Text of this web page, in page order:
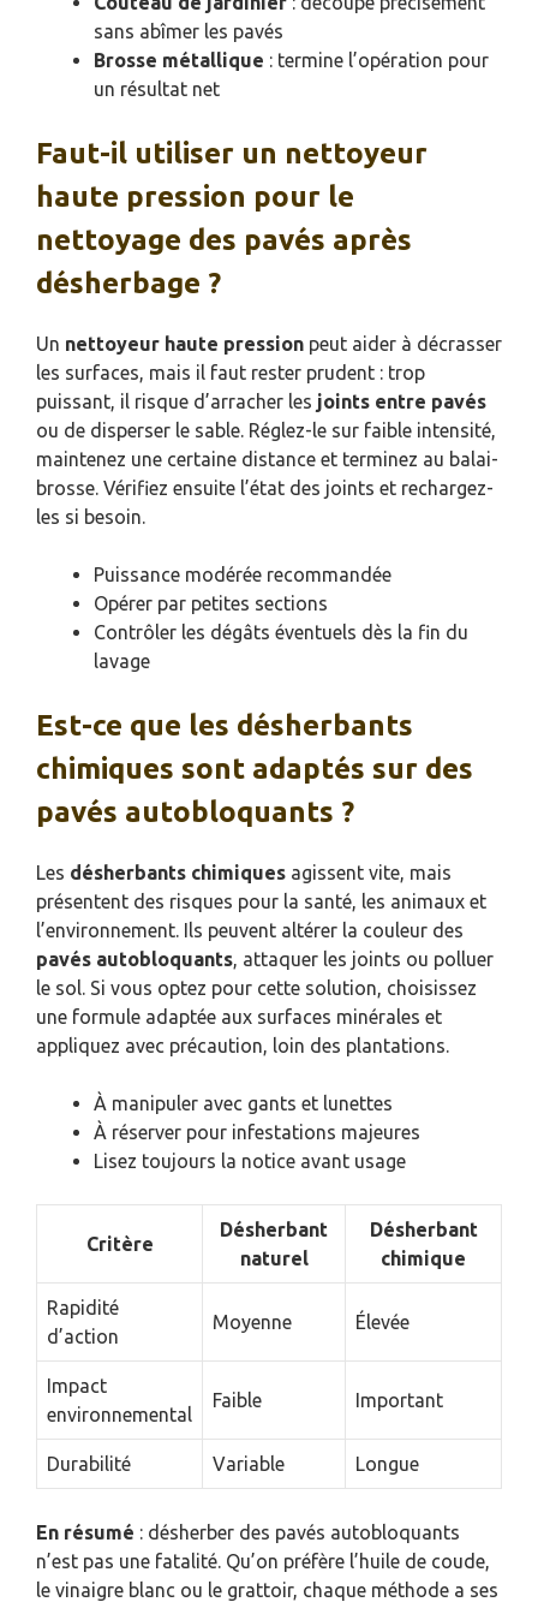
sans abîmer les pavés
Brosse métallique : termine l’opération pour
un résultat net
Faut-il utiliser un nettoyeur
haute pression pour le
nettoyage des pavés après
désherbage ?
Un nettoyeur haute pression peut aider à décrasser
les surfaces, mais il faut rester prudent : trop
puissant, il risque d’arracher les joints entre pavés
ou de disperser le sable. Réglez-le sur faible intensité,
maintenez une certaine distance et terminez au balai-
brosse. Vérifiez ensuite l’état des joints et rechargez-
les si besoin.
Puissance modérée recommandée
Opérer par petites sections
Contrôler les dégâts éventuels dès la fin du
lavage
Est-ce que les désherbants
chimiques sont adaptés sur des
pavés autobloquants ?
Les désherbants chimiques agissent vite, mais
présentent des risques pour la santé, les animaux et
l’environnement. Ils peuvent altérer la couleur des
pavés autobloquants, attaquer les joints ou polluer
le sol. Si vous optez pour cette solution, choisissez
une formule adaptée aux surfaces minérales et
appliquez avec précaution, loin des plantations.
À manipuler avec gants et lunettes
À réserver pour infestations majeures
Lisez toujours la notice avant usage
Critère
Désherbant
naturel
Désherbant
chimique
Rapidité
d’action
Moyenne Élevée
Impact
environnemental
Faible Important
Durabilité Variable Longue
En résumé : désherber des pavés autobloquants
n’est pas une fatalité. Qu’on préfère l’huile de coude,
le vinaigre blanc ou le grattoir, chaque méthode a ses